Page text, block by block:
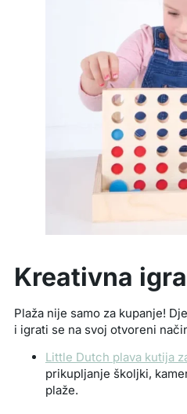
Kreativna
Plaža nije samo za kupanje!
i igrati se na svoj otvoreni
Little Dutch plava kutija
prikupljanje školjki,
plaže.